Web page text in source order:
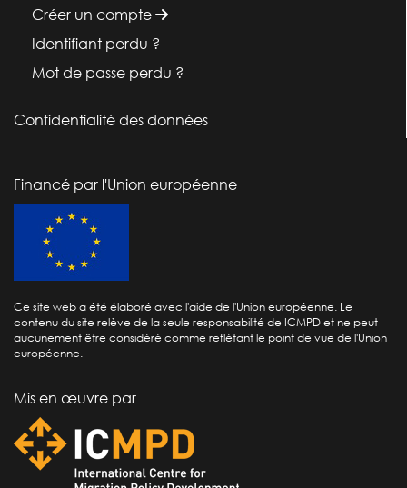
Créer un compte
Identifiant perdu ?
Mot de passe perdu ?
Confidentialité des données
Financé par l'Union européenne
Ce site web a été élaboré avec l'aide de l'Union européenne. Le
contenu du site relève de la seule responsabilité de ICMPD et ne peut
aucunement être considéré comme reflétant le point de vue de l'Union
européenne.
Mis en œuvre par